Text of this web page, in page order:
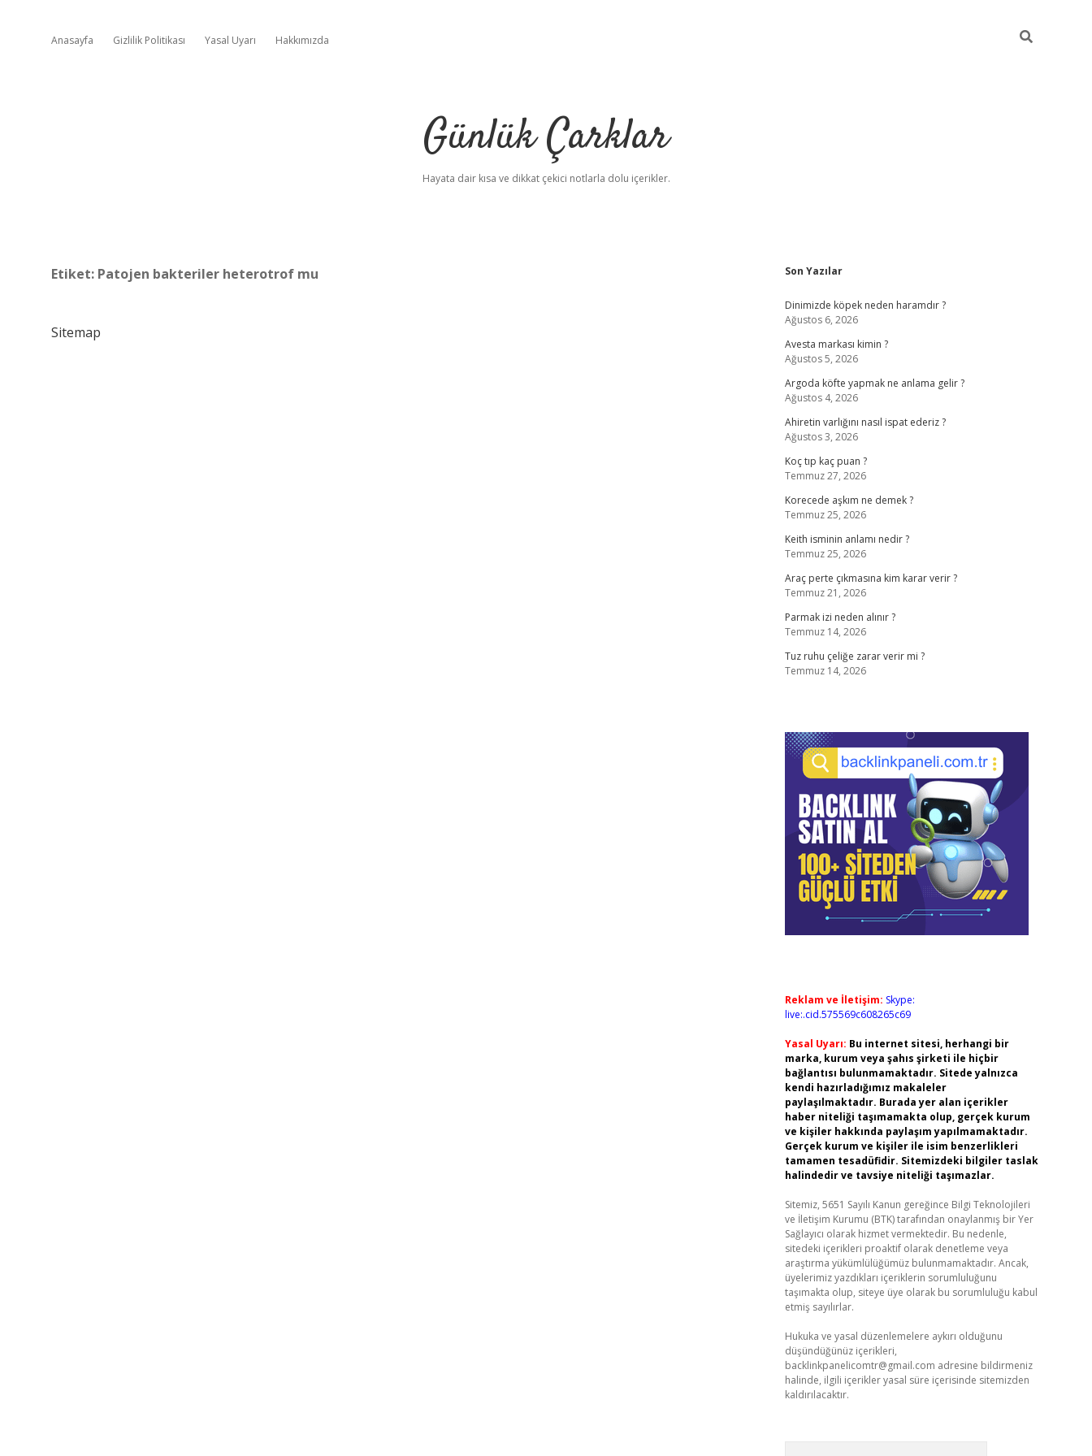
Anasayfa Gizlilik Politikası Yasal Uyarı Hakkımızda
Günlük Çarklar
Hayata dair kısa ve dikkat çekici notlarla dolu içerikler.
Etiket: Patojen bakteriler heterotrof mu
Sitemap
Sidebar
Son Yazılar
Dinimizde köpek neden haramdır ?
Ağustos 6, 2026
Avesta markası kimin ?
Ağustos 5, 2026
Argoda köfte yapmak ne anlama gelir ?
Ağustos 4, 2026
Ahiretin varlığını nasıl ispat ederiz ?
Ağustos 3, 2026
Koç tıp kaç puan ?
Temmuz 27, 2026
Korecede aşkım ne demek ?
Temmuz 25, 2026
Keith isminin anlamı nedir ?
Temmuz 25, 2026
Araç perte çıkmasına kim karar verir ?
Temmuz 21, 2026
Parmak izi neden alınır ?
Temmuz 14, 2026
Tuz ruhu çeliğe zarar verir mi ?
Temmuz 14, 2026
Reklam ve İletişim: Skype:
live:.cid.575569c608265c69
Yasal Uyarı: Bu internet sitesi, herhangi bir
marka, kurum veya şahıs şirketi ile hiçbir
bağlantısı bulunmamaktadır. Sitede yalnızca
kendi hazırladığımız makaleler
paylaşılmaktadır. Burada yer alan içerikler
haber niteliği taşımamakta olup, gerçek kurum
ve kişiler hakkında paylaşım yapılmamaktadır.
Gerçek kurum ve kişiler ile isim benzerlikleri
tamamen tesadüfidir. Sitemizdeki bilgiler taslak
halindedir ve tavsiye niteliği taşımazlar.
Sitemiz, 5651 Sayılı Kanun gereğince Bilgi Teknolojileri
ve İletişim Kurumu (BTK) tarafından onaylanmış bir Yer
Sağlayıcı olarak hizmet vermektedir. Bu nedenle,
sitedeki içerikleri proaktif olarak denetleme veya
araştırma yükümlülüğümüz bulunmamaktadır. Ancak,
üyelerimiz yazdıkları içeriklerin sorumluluğunu
taşımakta olup, siteye üye olarak bu sorumluluğu kabul
etmiş sayılırlar.
Hukuka ve yasal düzenlemelere aykırı olduğunu
düşündüğünüz içerikleri,
backlinkpanelicomtr@gmail.com adresine bildirmeniz
halinde, ilgili içerikler yasal süre içerisinde sitemizden
kaldırılacaktır.
ilbet güncel giriş adresi